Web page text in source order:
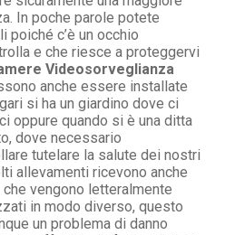
In poche parole potete
poiché c’è un occhio
e che riesce a proteggervi
Videosorveglianza
anche essere installate
si ha un giardino dove ci
oppure quando si è una ditta
dove necessario
tutelare la salute dei nostri
allevamenti ricevono anche
vengono letteralmente
in modo diverso, questo
un problema di danno